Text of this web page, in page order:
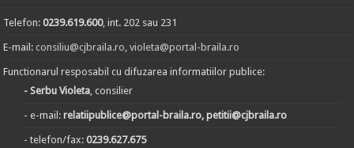
Telefon:0239.619.600, int. 202 sau 231
E-mail:consiliu@cjbraila.ro,violeta@portal-braila.ro
Functionarul resposabil cu difuzarea informatiilor publice:
- Serbu Violeta, consilier
- e-mail:relatiipublice@portal-braila.ro, petitii@cjbraila.ro
- telefon/fax:0239.627.675